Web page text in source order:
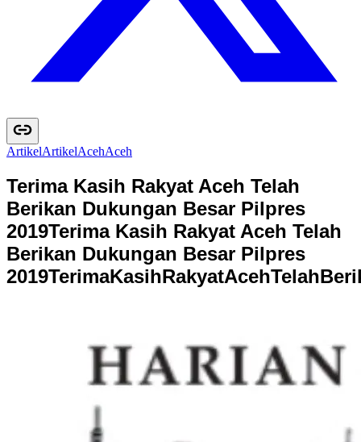
ArtikelArtikelAcehAceh
Terima Kasih Rakyat Aceh Telah
Berikan Dukungan Besar Pilpres
2019Terima Kasih Rakyat Aceh Telah
Berikan Dukungan Besar Pilpres
2019TerimaKasihRakyatAcehTelahBeri